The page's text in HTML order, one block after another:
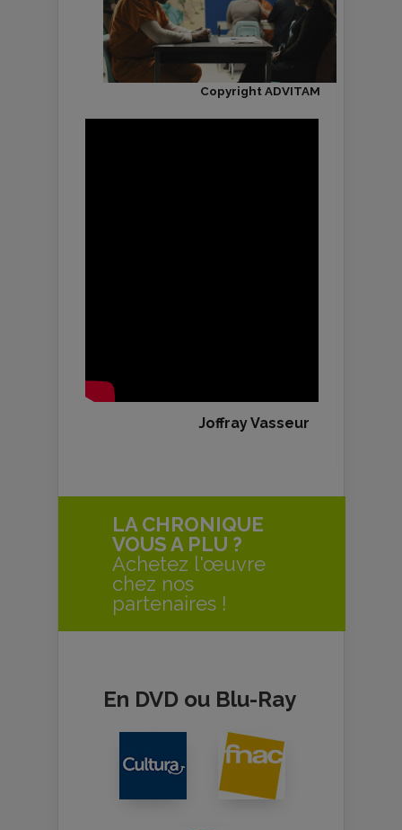
Copyright ADVITAM
Joffray Vasseur
LA CHRONIQUE
VOUS A PLU ?
Achetez l'œuvre
chez nos
partenaires !
En DVD ou Blu-Ray